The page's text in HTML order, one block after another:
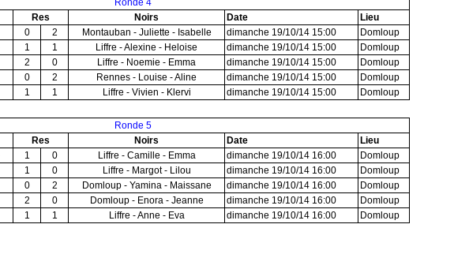
Ronde 4
Res Noirs Date
Lieu
0 2 Montauban - Juliette - Isabelle dimanche 19/10/14 15:00
Domloup
1 1 Liffre - Alexine - Heloise dimanche 19/10/14 15:00
Domloup
2 0 Liffre - Noemie - Emma dimanche 19/10/14 15:00
Domloup
0 2 Rennes - Louise - Aline dimanche 19/10/14 15:00
Domloup
1 1 Liffre - Vivien - Klervi dimanche 19/10/14 15:00 Domloup
Ronde 5
Res Noirs Date
Lieu
1 0 Liffre - Camille - Emma dimanche 19/10/14 16:00
Domloup
1 0 Liffre - Margot - Lilou dimanche 19/10/14 16:00
Domloup
0 2 Domloup - Yamina - Maissane dimanche 19/10/14 16:00
Domloup
2 0 Domloup - Enora - Jeanne dimanche 19/10/14 16:00
Domloup
1 1 Liffre - Anne - Eva dimanche 19/10/14 16:00 Domloup